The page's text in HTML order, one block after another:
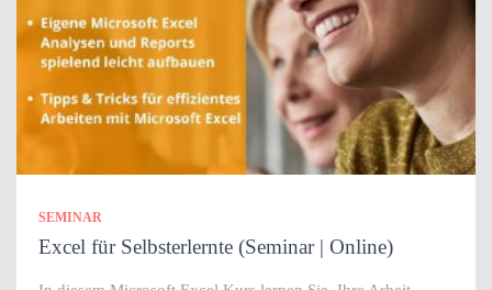
SEMINAR
Excel für Selbsterlernte (Seminar | Online)